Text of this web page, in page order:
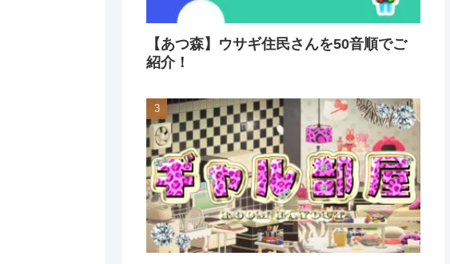
【あつ森】ウサギ住民さんを50音順でご
紹介！